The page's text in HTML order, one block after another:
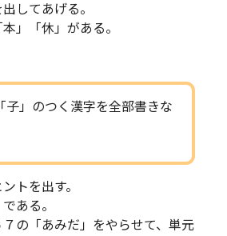
してあげる。
」「休」がある。
子」のつく漢字を全部書きな
トを出す。
ある。
の「あみだ」をやらせて、単元